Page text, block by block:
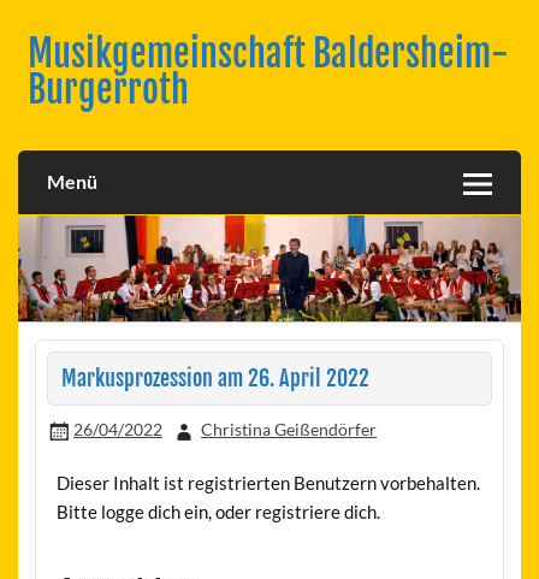
contentMusikgemeinschaft Baldersheim-
Burgerroth
Menü
Markusprozession am 26. April 2022
26/04/2022 Christina Geißendörfer
Dieser Inhalt ist registrierten Benutzern vorbehalten.
Bitte logge dich ein, oder registriere dich.